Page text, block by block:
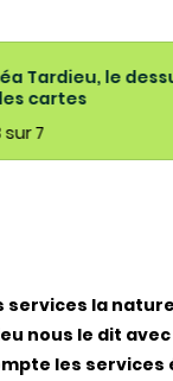
Tardieu, le
cartes
sur 7
services la
nous le dit
les